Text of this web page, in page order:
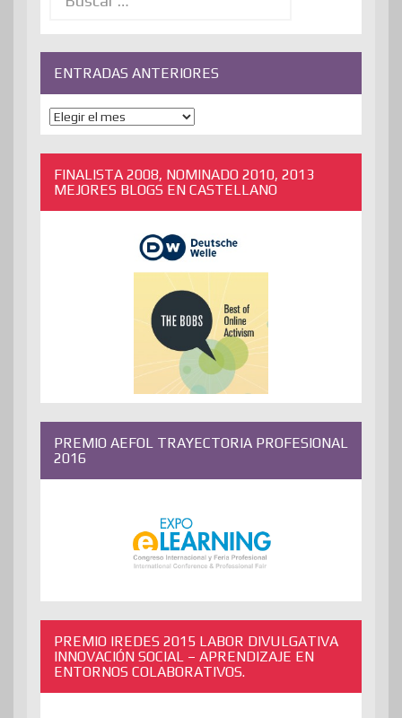
ENTRADAS ANTERIORES
ENTRADAS
ANTERIORES
FINALISTA 2008, NOMINADO 2010, 2013
MEJORES BLOGS EN CASTELLANO
PREMIO AEFOL TRAYECTORIA PROFESIONAL
2016
PREMIO IREDES 2015 LABOR DIVULGATIVA
INNOVACIÓN SOCIAL – APRENDIZAJE EN
ENTORNOS COLABORATIVOS.